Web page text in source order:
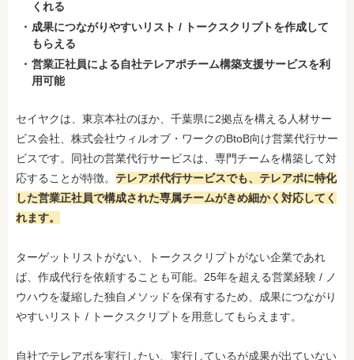
くれる
成果につながりやすいリスト / トークスクリプトを作成して
もらえる
営業正社員による自社テレアポチーム構築支援サービスを利
用可能
セイヤクは、東京本社のほか、千葉県に2拠点を構える人材サー
ビス会社、株式会社ウィルオブ・ワークのBtoB向け営業代行サー
ビスです。同社の営業代行サービスは、専門チームを構築して対
応することが特徴。 テレアポ代行サービスでも、テレアポに特化
した営業正社員で構成された専属チームがきめ細かく対応してく
れます。
ターゲットリストがない、トークスクリプトがない企業であれ
ば、作成代行を依頼することも可能。25年を超える営業経験 / ノ
ウハウを凝縮した独自メソッドを保有するため、成果につながり
やすいリスト / トークスクリプトを用意してもらえます。
自社でテレアポを実行したい、実行しているが成果が出ていない